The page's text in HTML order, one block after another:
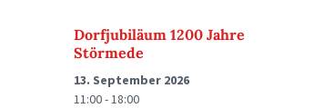
Dorfjubiläum 1200 Jahre
Störmede
13. September 2026
11:00 - 18:00